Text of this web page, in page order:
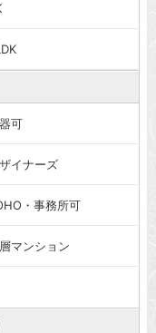
可
イナーズ
・事務所可
マンション